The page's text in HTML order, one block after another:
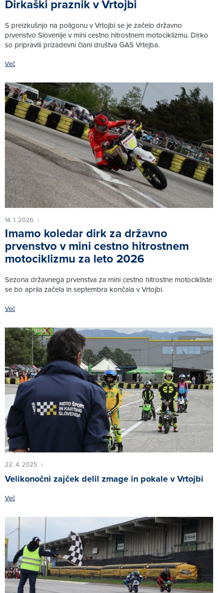
Dirkaški praznik v Vrtojbi
S preizkušnjo na poligonu v Vrtojbi se je začelo državno
prvenstvo Slovenije v mini cestno hitrostnem motociklizmu. Dirko
so pripravili prizadevni člani društva GAS Vrtejba.
Več
14. 1. 2026 |
Imamo koledar dirk za državno
prvenstvo v mini cestno hitrostnem
motociklizmu za leto 2026
Sezona državnega prvenstva za mini cestno hitrostne motocikliste
se bo aprila začela in septembra končala v Vrtojbi.
Več
22. 4. 2025 |
Velikonočni zajček delil zmage in pokale v Vrtojbi
Več